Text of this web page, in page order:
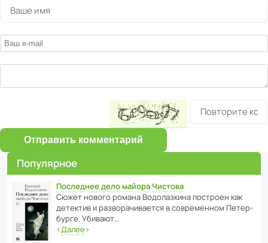
Отправить комментарий
Популярное
Последнее дело майора Чистова
Сюжет нового романа Водо­ла­з­кина пост­роен как
дете­ктив и разво­ра­чи­ва­ется в совре­менном Пете­р­
бурге. Убивают…
‹Далее›